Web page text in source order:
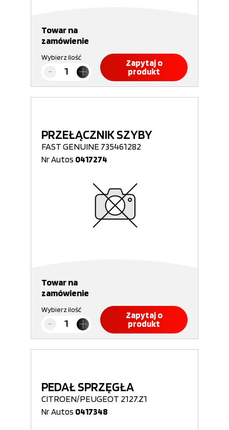
Towar na
zamówienie
Wybierz ilość
Zapytaj o
produkt
PRZEŁĄCZNIK SZYBY
FAST GENUINE 735461282
Nr Autos 0417274
Towar na
zamówienie
Wybierz ilość
Zapytaj o
produkt
PEDAŁ SPRZĘGŁA
CITROEN/PEUGEOT 2127.Z1
Nr Autos 0417348